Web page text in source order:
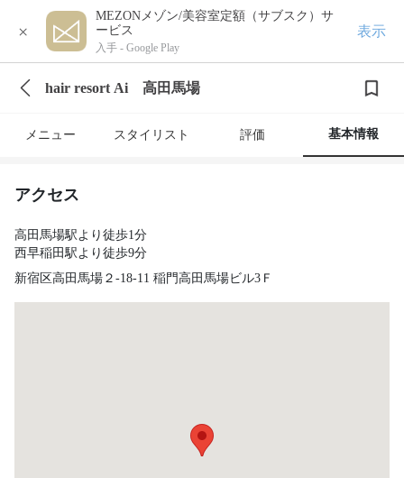
×
MEZONメゾン/美容室定額（サブスク）サ
ービス
入手 - Google Play
表示
hair resort Ai 高田馬場
メニュー スタイリスト 評価 基本情報
アクセス
高田馬場駅より徒歩1分
西早稲田駅より徒歩9分
新宿区高田馬場２-18-11 稲門高田馬場ビル3Ｆ